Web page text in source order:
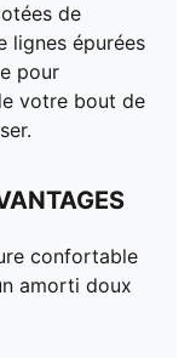
de
lignes épurées
pour
votre bout de
confortable
amorti doux